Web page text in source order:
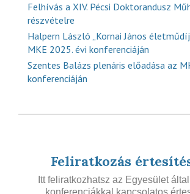
Felhívás a XIV. Pécsi Doktorandusz
részvételre
Halpern László „Kornai János
MKE 2025. évi konferenciáján
Szentes Balázs plenáris előadása az
konferenciáján
Feliratkozás
Itt feliratkozhatsz az Egyesület
konferenciákkal kapcsolatos